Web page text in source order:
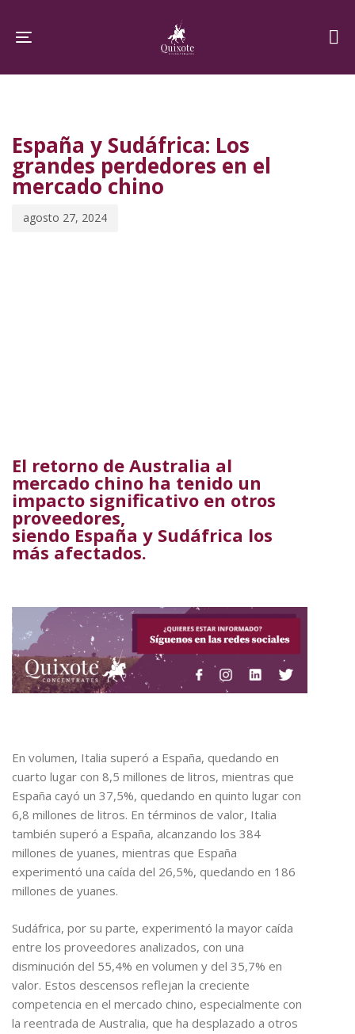
links
content
Toggle navigation
España y Sudáfrica: Los
grandes perdedores en el
mercado chino
agosto 27, 2024
El retorno de Australia al
mercado chino ha tenido un
impacto significativo en otros
proveedores,
siendo España y Sudáfrica los
más afectados.
En volumen, Italia superó a España, quedando en
cuarto lugar con 8,5 millones de litros, mientras que
España cayó un 37,5%, quedando en quinto lugar con
6,8 millones de litros. En términos de valor, Italia
también superó a España, alcanzando los 384
millones de yuanes, mientras que España
experimentó una caída del 26,5%, quedando en 186
millones de yuanes.
Sudáfrica, por su parte, experimentó la mayor caída
entre los proveedores analizados, con una
disminución del 55,4% en volumen y del 35,7% en
valor. Estos descensos reflejan la creciente
competencia en el mercado chino, especialmente con
la reentrada de Australia, que ha desplazado a otros